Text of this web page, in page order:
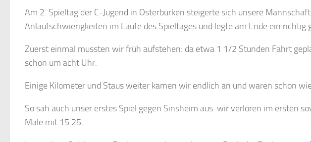
Am 2. Spieltag der C-Jugend in Osterburken steigerte sich unsere
Anlaufschwierigkeiten im Laufe des Spieltages und legte am Ende ein richtig
Zuerst einmal mussten wir früh aufstehen: da etwa 1 1/2 Stunden Fahrt
schon um acht Uhr.
Einige Kilometer und Staus weiter kamen wir endlich an und waren schon
So sah auch unser erstes Spiel gegen Sinsheim aus: wir verloren im ersten
Male mit 15:25.